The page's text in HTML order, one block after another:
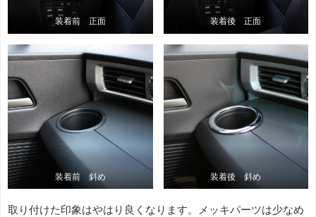
装着前 正面 装着後 正面
装着前 斜め 装着後 斜め
取り付けた印象はやはり良くなります。メッキパーツは少なめ